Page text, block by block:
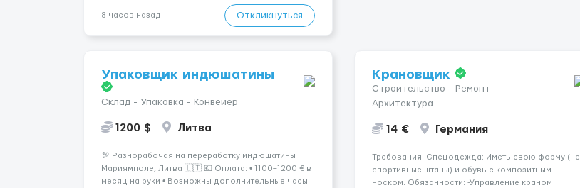
хорошие деньги 💶 — это предложение для тебя! 🔹
8 часов назад Откликнуться
Упаковщик индюшатины
Склад - Упаковка - Конвейер
1200 $ Литва
🦃 Разнорабочая на переработку индюшатины |
Мариямполе, Литва 🇱🇹 💶 Оплата: • 1100–1200 € в
месяц на руки • Возможны дополнительные часы
Крановщик
Строительство - Ремонт -
Архитектура
14 € Германия
Требования: Спецодежда: Иметь свою форму (не
спортивные штаны) и обувь с композитным
носком. Обязанности: -Управление краном